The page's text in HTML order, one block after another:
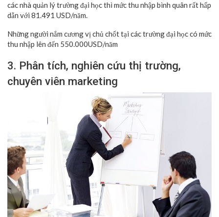
các nhà quản lý trường đại học thì mức thu nhập bình quân rất hấp
dẫn với 81.491 USD/năm.
Những người nắm cương vị chủ chốt tại các trường đại học có mức
thu nhập lên đến 550.000USD/năm
3. Phân tích, nghiên cứu thị trường,
chuyên viên marketing